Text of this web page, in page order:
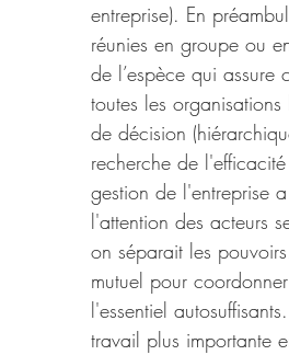
entreprise). En
réunies en groupe ou
de l’espèce qui assure
toutes les
de décision
recherche de
gestion de l'entreprise
l'attention des acteurs
on séparait les
mutuel pour
l'essentiel
travail plus importante